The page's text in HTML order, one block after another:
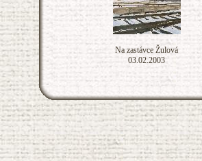
Na zastávce Žulová
03.02.2003